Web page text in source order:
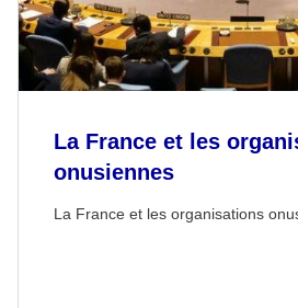
La France et les
onusiennes
La France et les organisations